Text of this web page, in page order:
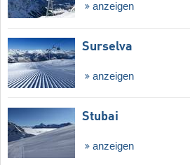
anzeigen
Surselva
anzeigen
Stubai
anzeigen